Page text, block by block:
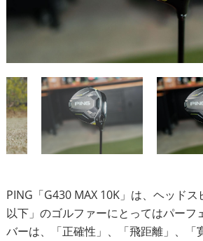
PING「G430 MAX 10K」は、ヘッド
以下」のゴルファーにとってはパーフ
バーは、「正確性」、「飛距離」、「